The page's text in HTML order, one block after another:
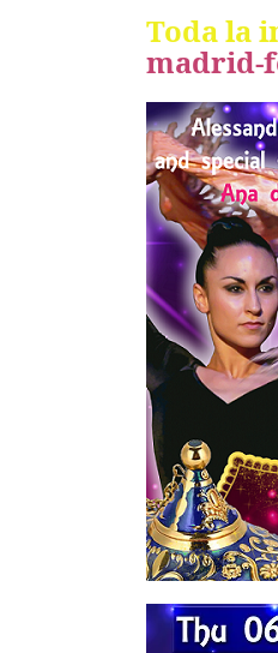
Toda la
madrid-